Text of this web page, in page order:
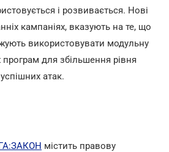
і розвивається. Нові
кампаніях, вказують на те, що
використовувати модульну
програм для збільшення рівня
атак.
містить правову